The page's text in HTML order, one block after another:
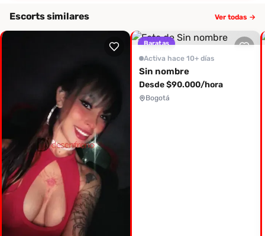
Escorts similares Ver todas →
Baratas
Activa hace 10+ días
Sin nombre
Desde $90.000/hora
Bogotá